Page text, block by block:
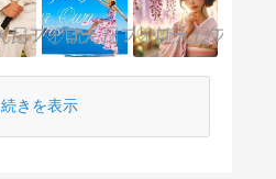
続きを表示